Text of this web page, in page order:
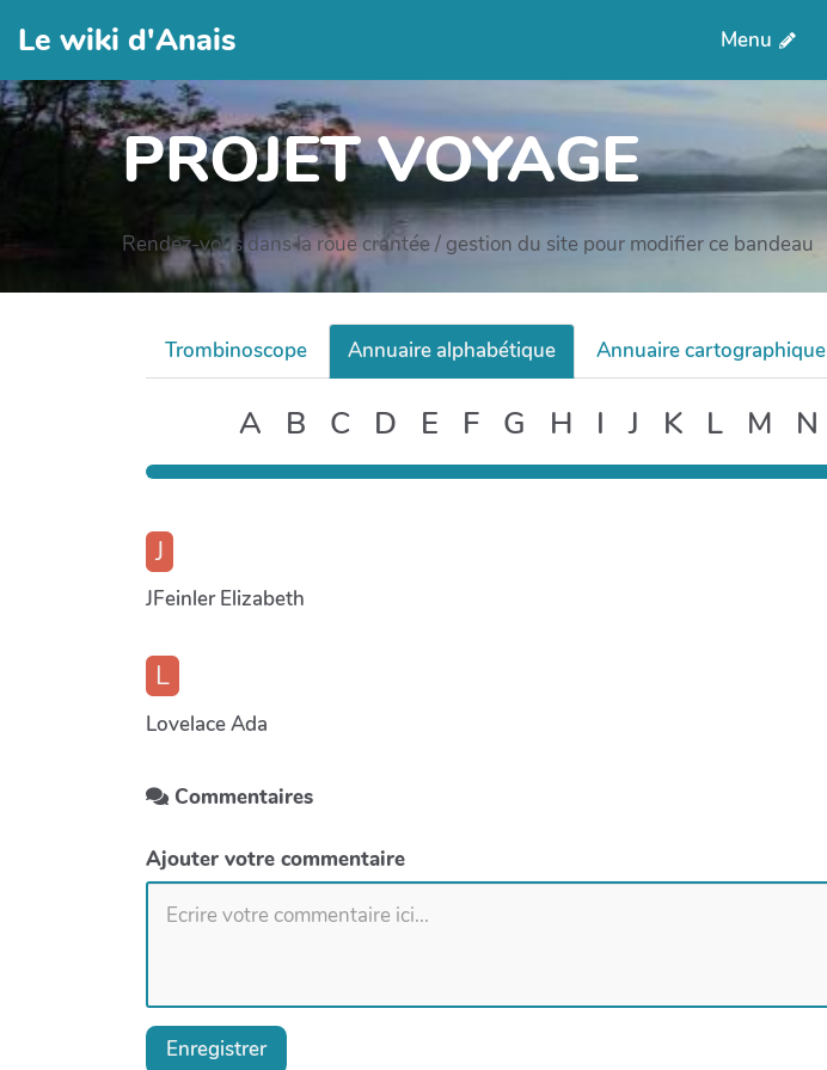
Le wiki d'Anais Menu
PROJET VOYAGE
Rendez-vous dans la roue crantée / gestion du site pour modifier ce bandeau
Trombinoscope Annuaire alphabétique Annuaire cartographique
A B C D E F G H I J K L M N
J
JFeinler Elizabeth
L
Lovelace Ada
Commentaires
Ajouter votre commentaire
Enregistrer